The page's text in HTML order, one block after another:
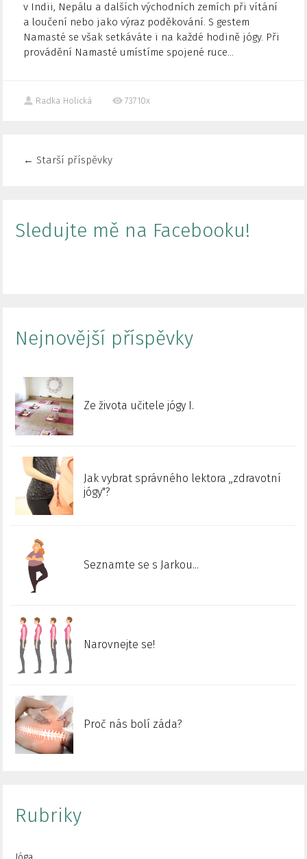
v Indii, Nepálu a dalších východních zemích při vítání
a loučení nebo jako výraz poděkování. S gestem
Namasté se však setkáváte i na každé hodině jógy. Při
provádění Namasté umístíme spojené ruce...
Radka Holická 73710x
← Starší příspěvky
Sledujte mě na Facebooku!
Nejnovější příspěvky
Ze života učitele jógy I.
Jak vybrat správného lektora ,,zdravotní
jógy"?
Seznamte se s Jarkou...
Narovnejte se!
Proč nás bolí záda?
Rubriky